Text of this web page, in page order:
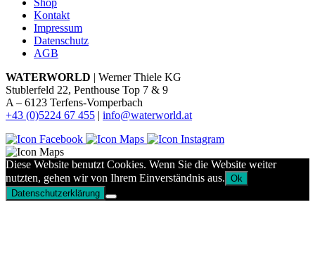
Kontakt
Impressum
Datenschutz
AGB
WATERWORLD | Werner Thiele KG
Stublerfeld 22, Penthouse Top 7 & 9
A – 6123 Terfens-Vomperbach
+43 (0)5224 67 455 | info@waterworld.at
Diese Website benutzt Cookies. Wenn Sie die Website weiter
nutzten, gehen wir von Ihrem Einverständnis aus. Ok
Datenschutzerklärung